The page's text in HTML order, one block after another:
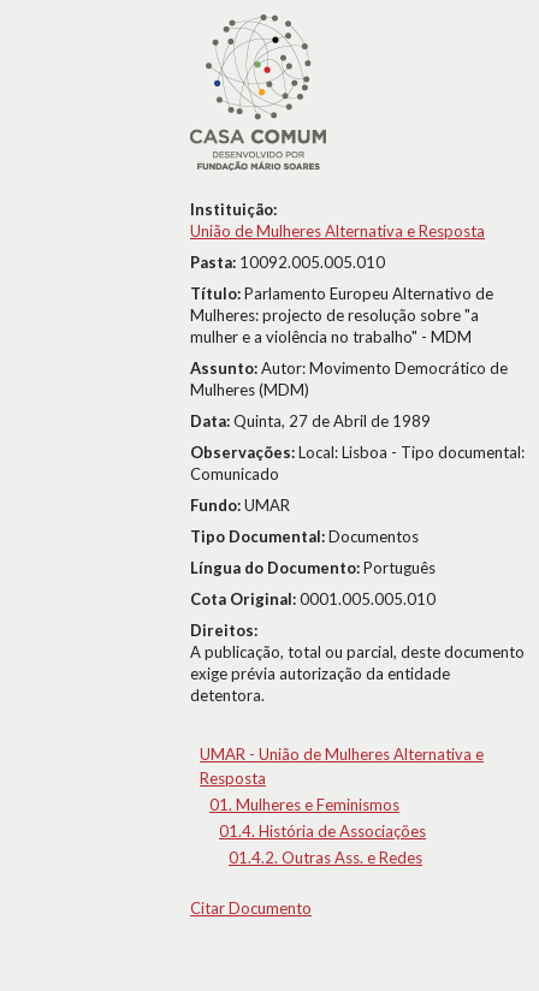
Instituição:
União de Mulheres Alternativa e Resposta
Pasta: 10092.005.005.010
Título:Parlamento Europeu Alternativo de
Mulheres: projecto de resolução sobre "a
mulher e a violência no trabalho" - MDM
Assunto:Autor: Movimento Democrático de
Mulheres (MDM)
Data:Quinta, 27 de Abril de 1989
Observações:Local: Lisboa - Tipo documental:
Comunicado
Fundo:UMAR
Tipo Documental:Documentos
Língua do Documento:Português
Cota Original:0001.005.005.010
Direitos:
A publicação, total ou parcial, deste documento
exige prévia autorização da entidade
detentora.
UMAR - União de Mulheres Alternativa e
Resposta
01. Mulheres e Feminismos
01.4. História de Associações
01.4.2. Outras Ass. e Redes
Citar Documento